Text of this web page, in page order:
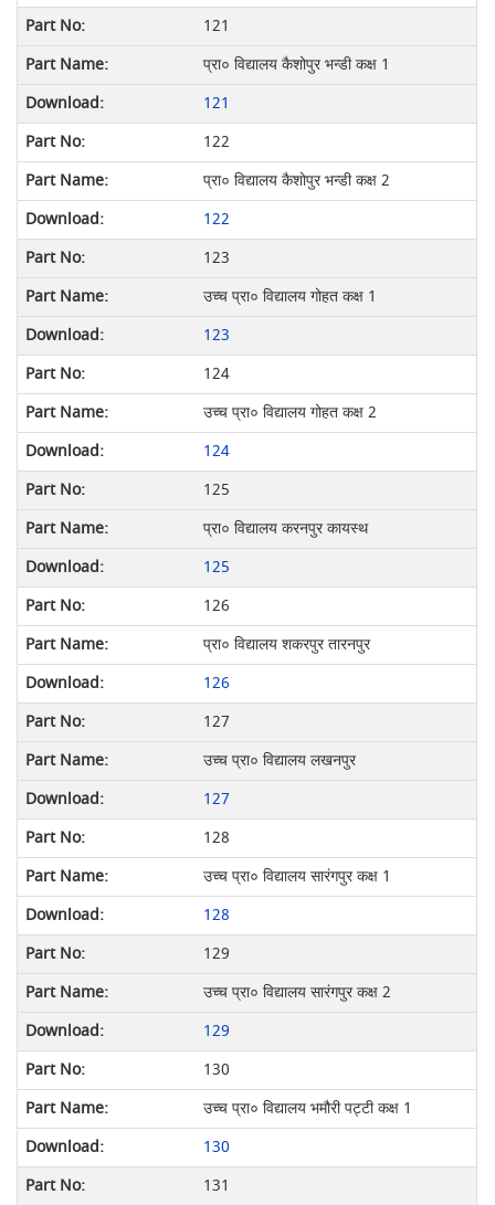
121
प्रा० विद्यालय कैशोपुर भन्डी कक्ष 1
121
122
प्रा० विद्यालय कैशोपुर भन्डी कक्ष 2
122
123
उच्च प्रा० विद्यालय गोहत कक्ष 1
123
124
उच्च प्रा० विद्यालय गोहत कक्ष 2
124
125
प्रा० विद्यालय करनपुर कायस्थ
125
126
प्रा० विद्यालय शकरपुर तारनपुर
126
127
उच्च प्रा० विद्यालय लखनपुर
127
128
उच्च प्रा० विद्यालय सारंगपुर कक्ष 1
128
129
उच्च प्रा० विद्यालय सारंगपुर कक्ष 2
129
130
उच्च प्रा० विद्यालय भमौरी पट्टी कक्ष 1
130
131